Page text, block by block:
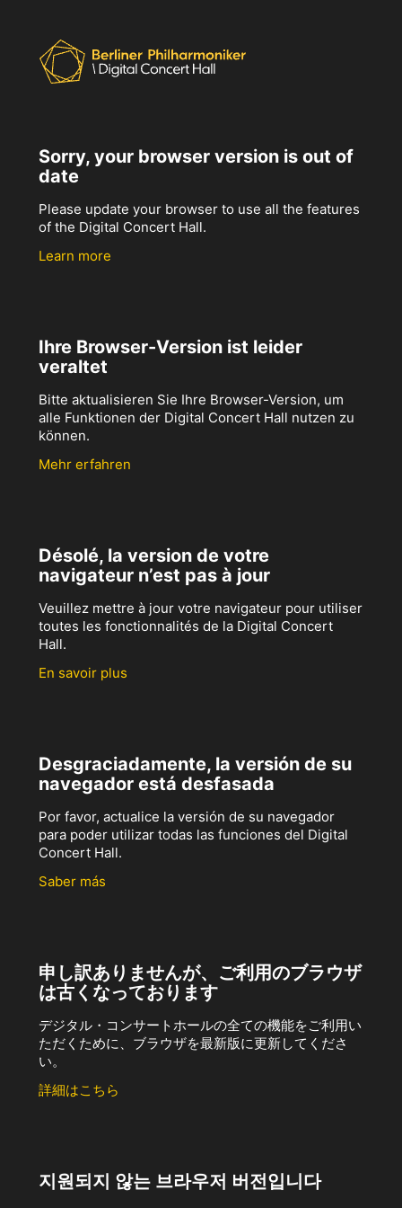
Sorry, your browser version is out of
date
Please update your browser to use all the features
of the Digital Concert Hall.
Learn more
Ihre Browser-Version ist leider
veraltet
Bitte aktualisieren Sie Ihre Browser-Version, um
alle Funktionen der Digital Concert Hall nutzen zu
können.
Mehr erfahren
Désolé, la version de votre
navigateur n’est pas à jour
Veuillez mettre à jour votre navigateur pour utiliser
toutes les fonctionnalités de la Digital Concert
Hall.
En savoir plus
Desgraciadamente, la versión de su
navegador está desfasada
Por favor, actualice la versión de su navegador
para poder utilizar todas las funciones del Digital
Concert Hall.
Saber más
申し訳ありませんが、ご利用のブラウザ
は古くなっております
デジタル・コンサートホールの全ての機能をご利用い
ただくために、ブラウザを最新版に更新してくださ
い。
詳細はこちら
지원되지 않는 브라우저 버전입니다